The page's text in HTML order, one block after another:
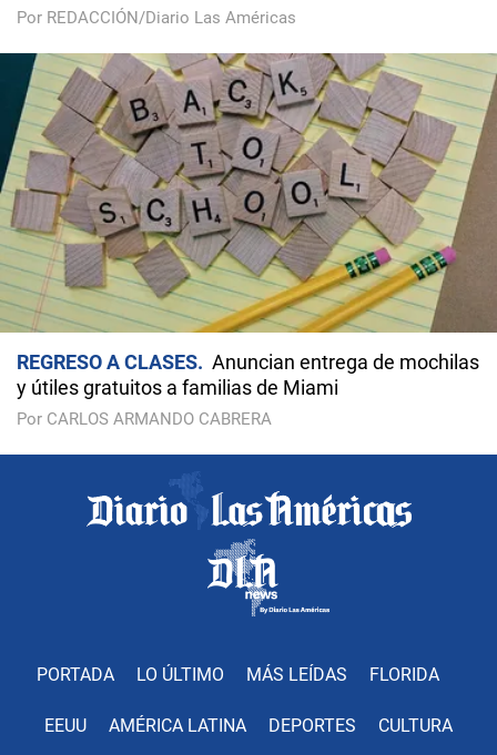
Por REDACCIÓN/Diario Las Américas
REGRESO A CLASES
Anuncian entrega de mochilas
y útiles gratuitos a familias de Miami
Por CARLOS ARMANDO CABRERA
PORTADA LO ÚLTIMO MÁS LEÍDAS FLORIDA
EEUU AMÉRICA LATINA DEPORTES CULTURA